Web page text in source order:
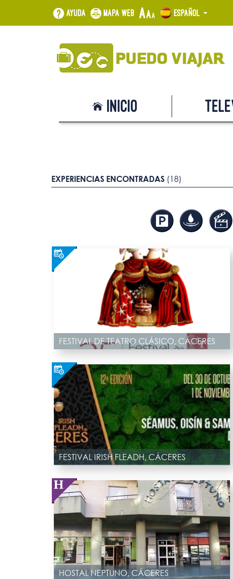
Ayuda Mapa web Español
Inicio
EXPERIENCIAS ENCONTRADAS (18)
FESTIVAL DE TEATRO CLÁSICO, CÁCERES
FESTIVAL IRISH FLEADH, CÁCERES
HOSTAL NEPTUNO, CÁCERES